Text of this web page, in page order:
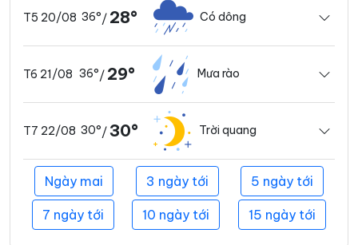
T5 20/08 36°/ 28° Có dông
T6 21/08 36°/ 29° Mưa rào
T7 22/08 30°/30° Trời quang
Ngày mai 3 ngày tới 5 ngày tới
7 ngày tới 10 ngày tới 15 ngày tới